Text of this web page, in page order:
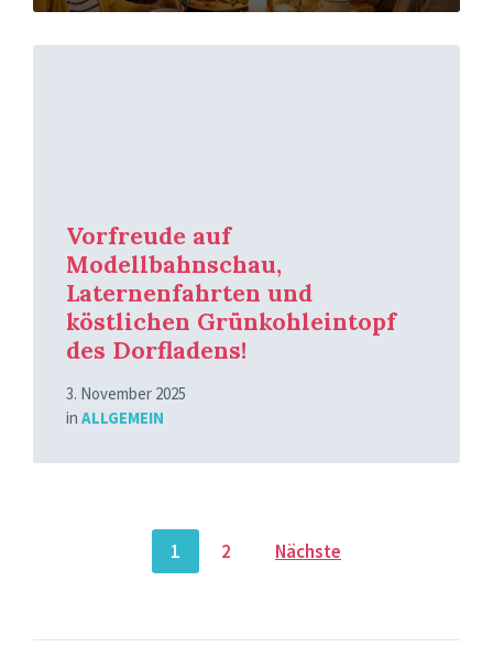
Vorfreude auf
Modellbahnschau,
Laternenfahrten und
köstlichen Grünkohleintopf
des Dorfladens!
3. November 2025
in ALLGEMEIN
Mehr
Seitennummerierung
Beiträge
1 2 Nächste